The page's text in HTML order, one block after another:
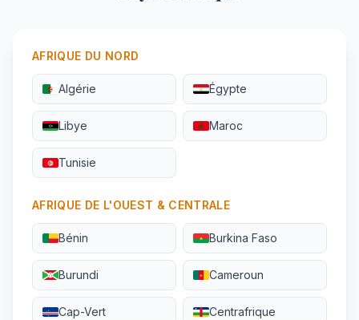
AFRIQUE DU NORD
Algérie Égypte
Libye Maroc
Tunisie
AFRIQUE DE L'OUEST & CENTRALE
Bénin Burkina Faso
Burundi Cameroun
Cap-Vert Centrafrique